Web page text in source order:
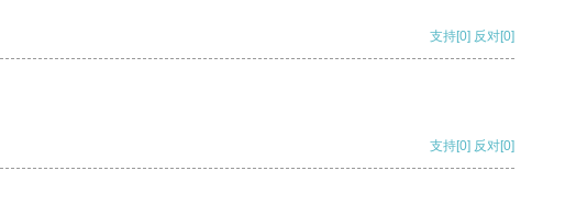
支持[0] 反对[0]
支持[0] 反对[0]